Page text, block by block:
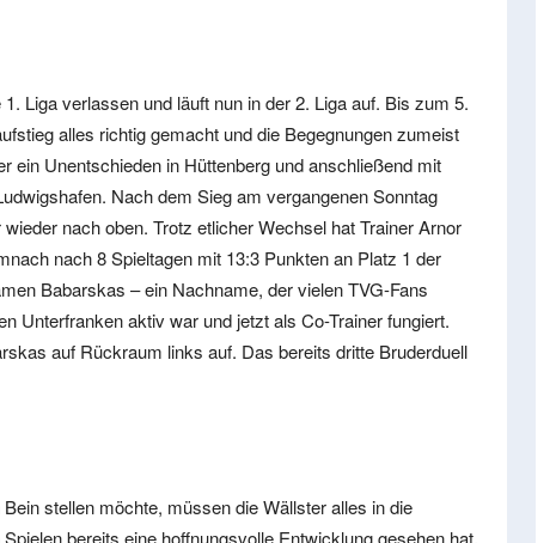
Liga verlassen und läuft nun in der 2. Liga auf. Bis zum 5.
alles richtig gemacht und die Begegnungen zumeist
ein Unentschieden in Hüttenberg und anschließend mit
Nach dem Sieg am vergangenen Sonntag
nach oben. Trotz etlicher Wechsel hat Trainer Arnor
nach 8 Spieltagen mit 13:3 Punkten an Platz 1 der
Babarskas – ein Nachname, der vielen TVG-Fans
Unterfranken aktiv war und jetzt als Co-Trainer fungiert.
auf Rückraum links auf. Das bereits dritte Bruderduell
stellen möchte, müssen die Wällster alles in die
bereits eine hoffnungsvolle Entwicklung gesehen hat,